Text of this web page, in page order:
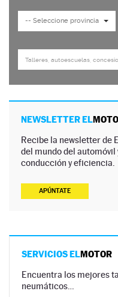
NEWSLETTER EL
Recibe la newsletter de
del mundo del
conducción y eficiencia.
APÚNTATE
SERVICIOS ELMOTOR
Encuentra los mejores
neumáticos…